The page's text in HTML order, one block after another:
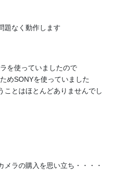
題なく動作します
を使っていましたので
めSONYを使っていました
ことはほとんどありませんでし
ラの購入を思い立ち・・・・